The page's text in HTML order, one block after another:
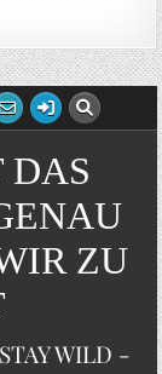
DAS
ZU
WILD -